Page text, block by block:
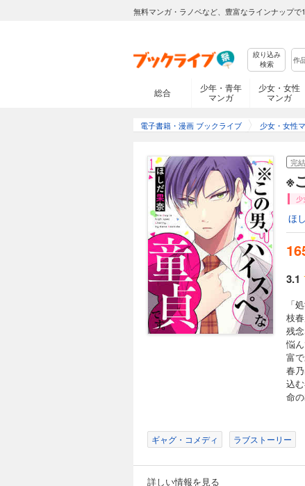
無料マンガ・ラノベなど、豊富なラインナップで
絞り込み
検索
総合
少年・青年
マンガ
少女・女性
マンガ
電子書籍・漫画 ブックライブ 少女・女性
完結
※
少
ほ
3.1
「
枝
残
悩
富
春
込
命
ギャグ・コメディ ラブストーリー
詳しい情報を見る